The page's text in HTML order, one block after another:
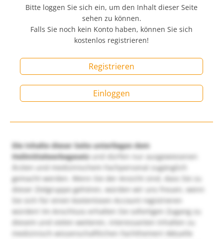
Bitte loggen Sie sich ein, um den Inhalt dieser Seite
sehen zu können.
Falls Sie noch kein Konto haben, können Sie sich
kostenlos registrieren!
Registrieren
Einloggen
Die Inhalte dieser Seite unterliegen dem
Heilmittelwerbegesetzund dürfen nur ausgewiesenen
Ärzten und medizinischem Fachpersonal zugänglich
gemacht werden. Wenn Sie der Ansicht sind, dass Sie zu
dieser Zielgruppe gehören, würden wir uns freuen, wenn
Sie sich für einen kostenlosen Account registrieren
würden! Im Anschluss erhalten Sie sofortigen Zugang zu
diesem und vielen weiteren, interessanten Inhalten zu
medizinisch-wissenschaftlichen Fachthemen! Aktuelle